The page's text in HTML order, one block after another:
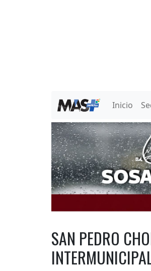
Inicio
SAN PEDRO